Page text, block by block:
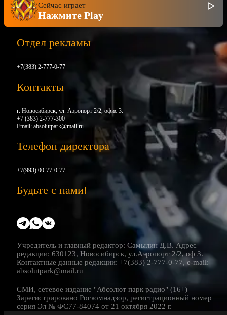
Сейчас играет
Нажмите Play
Отдел рекламы
+7(383) 2-777-0-77
Контакты
г. Новосибирск, ул. Аэропорт 2/2, офис 3.
+7 (383) 2-777-300
Email: absolutpark@mail.ru
Телефон директора
+7(993) 00-77-0-77
Будьте с нами!
Учредитель и главный редактор: Самылин Д.В. Адрес
редакции: 630123, Новосибирск, ул.Аэропорт 2/2, оф 3.
Контактные данные редакции: +7(383) 2-777-0-77, e-mail:
absolutpark@mail.ru
СМИ, сетевое издание "Абсолют парк радио" (16+)
Зарегистрировано Роскомнадзор, регистрационный номер
серия Эл № ФС77-84074 от 21 октября 2022 г.